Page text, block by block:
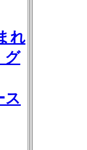
れ
グ
ス